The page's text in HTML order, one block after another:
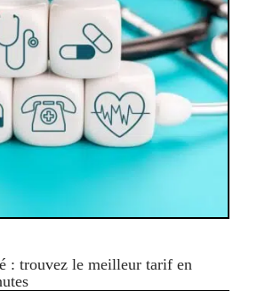
: trouvez le meilleur tarif en